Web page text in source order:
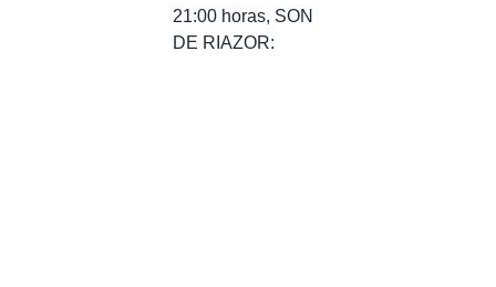
21:00 horas, SON
DE RIAZOR: